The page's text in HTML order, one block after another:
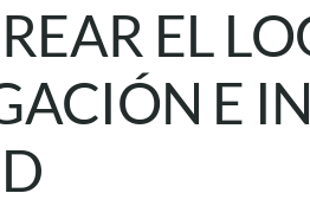
EL
E